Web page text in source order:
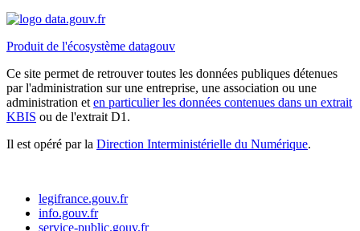
Produit de l'écosystème datagouv
Ce site permet de retrouver toutes les données publiques détenues
par l'administration sur une entreprise, une association ou une
administration et en particulier les données contenues dans un extrait
KBIS ou de l'extrait D1.
Il est opéré par la Direction Interministérielle du Numérique.
legifrance.gouv.fr
info.gouv.fr
service-public.gouv.fr